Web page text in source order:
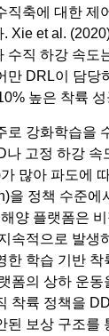
직축에 대한 제
. Xie et al.
수직 하강 속도
만 DRL이 담당
높은 착륙
로 강화학습을
나 고정 하강 속
많아 파도에
을 정책 수준에
양 플랫폼은
속적으로 발생
한 학습 기반 착
폼의 상하 운동
착륙 정책을
된 보상 구조를